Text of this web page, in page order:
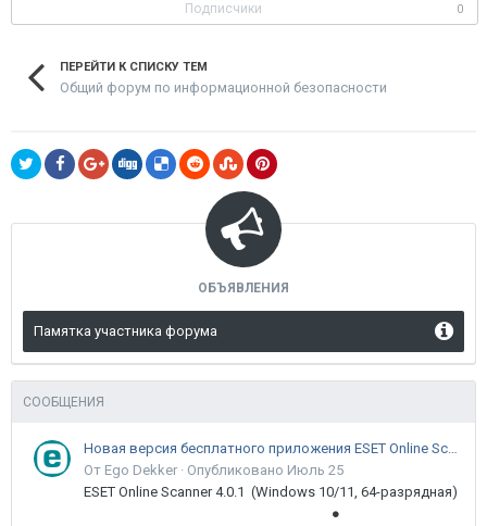
Подписчики 0
ПЕРЕЙТИ К СПИСКУ ТЕМ
Общий форум по информационной безопасности
ОБЪЯВЛЕНИЯ
Памятка участника форума
СООБЩЕНИЯ
Новая версия бесплатного приложения ESET Online Scanner доступна пользователям
От Ego Dekker · Опубликовано Июль 25
ESET Online Scanner 4.0.1 (Windows 10/11, 64-разрядная)
●